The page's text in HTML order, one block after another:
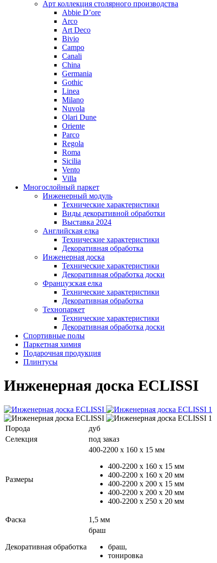
Арт коллекция столярного производства
Abbie D’ore
Arco
Art Deco
Bivio
Campo
Canali
China
Germania
Gothic
Linea
Milano
Nuvola
Olari Dune
Oriente
Parco
Regola
Roma
Sicilia
Vento
Villa
Многослойный паркет
Инженерный модуль
Технические характеристики
Виды декоративной обработки
Выставка 2024
Английская елка
Технические характеристики
Декоративная обработка
Инженерная доска
Технические характеристики
Декоративная обработка доски
Французская елка
Технические характеристики
Декоративная обработка
Технопаркет
Технические характеристики
Декоративная обработка доски
Спортивные полы
Паркетная химия
Подарочная продукция
Плинтусы
Инженерная доска ECLISSI
Порода
дуб
Селекция
под заказ
Размеры
400-2200 х 160 x 15 мм
400-2200 х 160 x 15 мм
400-2200 х 160 x 20 мм
400-2200 х 200 x 15 мм
400-2200 х 200 x 20 мм
400-2200 х 250 x 20 мм
Фаска 1,5 мм
Декоративная обработка
браш
браш,
тонировка